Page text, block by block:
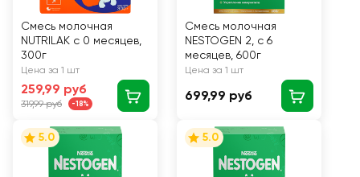
Смесь молочная
NUTRILAK с 0 месяцев,
300г
Цена за 1 шт
259,99 руб
319,99 руб -18%
Смесь молочная
NESTOGEN 2, с 6
месяцев, 600г
Цена за 1 шт
699,99 руб
5.0 5.0